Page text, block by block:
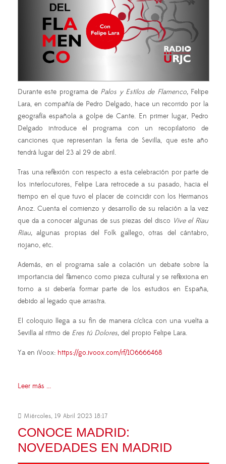
Durante este programa de Palos y Estilos de Flamenco,Felipe
Lara, en compañía de Pedro Delgado, hace un recorrido por la
geografía española a golpe de Cante. En primer lugar, Pedro
Delgado introduce el programa con un recopilatorio de
canciones que representan la feria de Sevilla, que este año
tendrá lugar del 23 al 29 de abril.
Tras una reflexión con respecto a esta celebración por parte de
los interlocutores, Felipe Lara retrocede a su pasado, hacia el
tiempo en el que tuvo el placer de coincidir con los Hermanos
Anoz. Cuenta el comienzo y desarrollo de su relación a la vez
que da a conocer algunas de sus piezas del disco Vive el Riau
Riau, algunas propias del Folk gallego, otras del cántabro,
riojano, etc.
Además, en el programa sale a colación un debate sobre la
importancia del flamenco como pieza cultural y se reflexiona en
torno a si debería formar parte de los estudios en España,
debido al legado que arrastra.
El coloquio llega a su fin de manera cíclica con una vuelta a
Sevilla al ritmo de Eres tú Dolores, del propio Felipe Lara.
Ya en iVoox: https://go.ivoox.com/rf/106666468
Leer más ...
Miércoles, 19 Abril 2023 18:17
CONOCE MADRID:
NOVEDADES EN MADRID